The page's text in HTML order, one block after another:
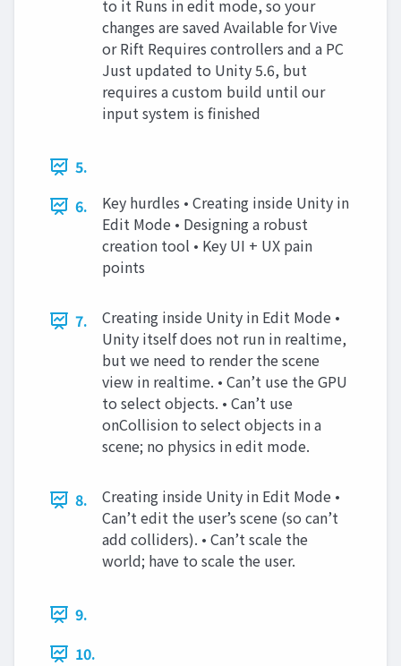
to it Runs in edit mode, so your
changes are saved Available for Vive
or Rift Requires controllers and a PC
Just updated to Unity 5.6, but
requires a custom build until our
input system is finished
5.
6.
Key hurdles • Creating inside Unity in
Edit Mode • Designing a robust
creation tool • Key UI + UX pain
points
7.
Creating inside Unity in Edit Mode •
Unity itself does not run in realtime,
but we need to render the scene
view in realtime. • Can’t use the GPU
to select objects. • Can’t use
onCollision to select objects in a
scene; no physics in edit mode.
8.
Creating inside Unity in Edit Mode •
Can’t edit the user’s scene (so can’t
add colliders). • Can’t scale the
world; have to scale the user.
9.
10.